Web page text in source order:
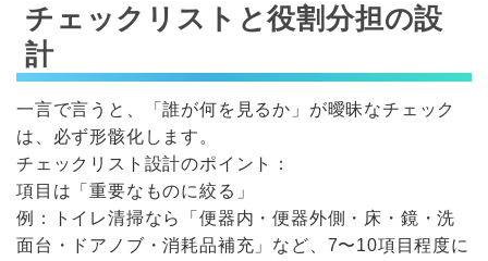
チェックリストと役割分担の設
計
一言で言うと、「誰が何を見るか」が曖昧なチェック
は、必ず形骸化します。
チェックリスト設計のポイント：
項目は「重要なものに絞る」
例：トイレ清掃なら「便器内・便器外側・床・鏡・洗
面台・ドアノブ・消耗品補充」など、7〜10項目程度に